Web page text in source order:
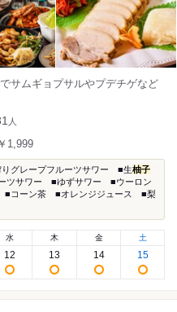
サムギョプサルやプデチゲなど
人
1,999
グレープフルーツサワー ■生柚子
ツサワー ■ゆずサワー ■ウーロン
■コーン茶 ■オレンジジュース ■梨
水
12
木
13
金
14
土
15